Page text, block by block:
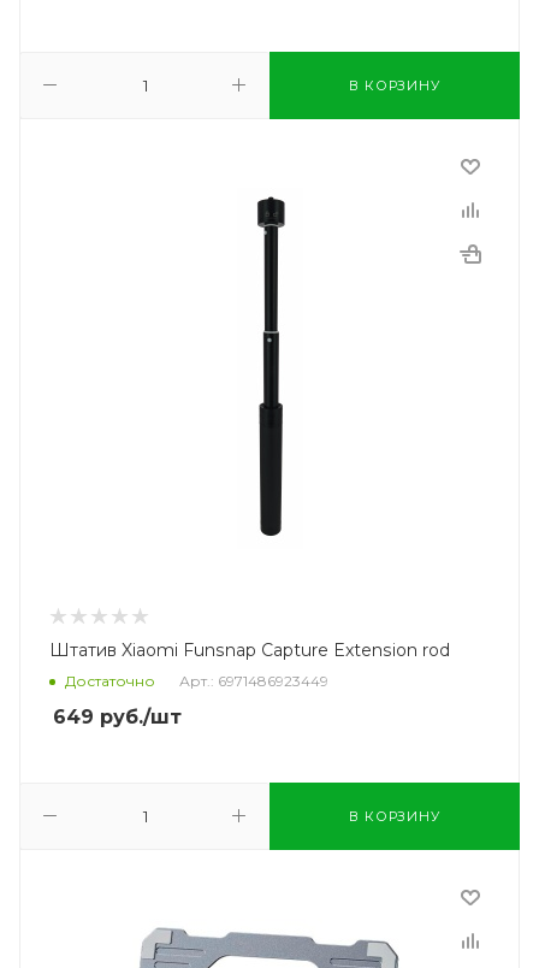
В КОРЗИНУ
Штатив Xiaomi Funsnap Capture Extension rod
Достаточно Арт.: 6971486923449
649 руб./шт
В КОРЗИНУ